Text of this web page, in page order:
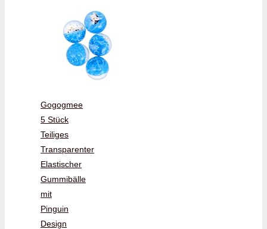
Gogogmee
5 Stück
Teiliges
Transparenter
Elastischer
Gummibälle
mit
Pinguin
Design